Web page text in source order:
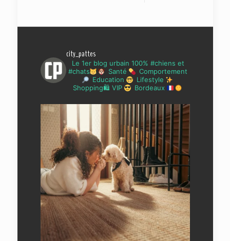
city_pattes
Le 1er blog urbain 100% #chiens et
#chats
Santé
Comportement
Education
Lifestyle
Shopping🛍 VIP
Bordeaux